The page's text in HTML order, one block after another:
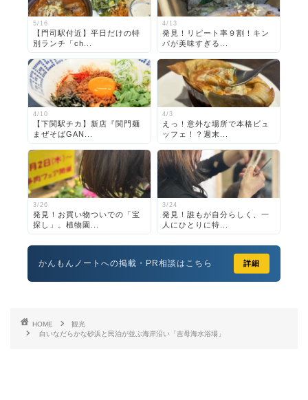
5/16
【門司駅付近】平日だけの特
別ランチ「ch...
4/13
発見！リピート率９割！キン
パが美味すぎる...
4/10
【下関駅チカ】新店『関門麺
まぜそばGAN...
4/3
えっ！意外な場所で本格ビュ
ッフェ！？週末...
3/26
発見！お買い物ついでの「宝
探し」。植物園...
3/24
発見！誰もが自分らしく、一
人にひとりに特...
かんもんノートへの掲載・PR相談はこちら 詳細
HOME
観光
白いなだらかな砂浜と民泊が並ぶ海岸沿い「吉母海水浴場」